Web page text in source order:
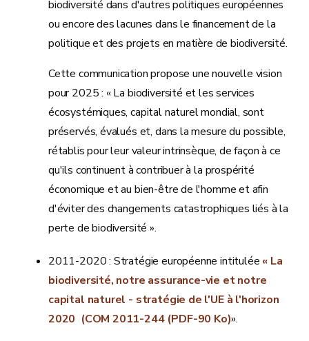
biodiversité dans d'autres politiques européennes
ou encore des lacunes dans le financement de la
politique et des projets en matière de biodiversité.
Cette communication propose une nouvelle vision
pour 2025 : « La biodiversité et les services
écosystémiques, capital naturel mondial, sont
préservés, évalués et, dans la mesure du possible,
rétablis pour leur valeur intrinsèque, de façon à ce
qu'ils continuent à contribuer à la prospérité
économique et au bien-être de l'homme et afin
d'éviter des changements catastrophiques liés à la
perte de biodiversité ».
2011-2020 : Stratégie européenne intitulée « La
biodiversité, notre assurance-vie et notre
capital naturel - stratégie de l'UE à l'horizon
2020 (COM 2011-244 (PDF-90 Ko)».